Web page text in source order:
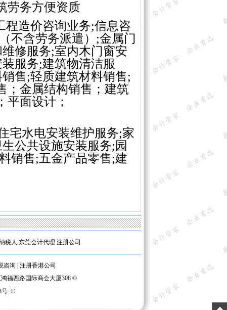
劳务方便资质
程造价咨询业务;信息咨
不含劳务派遣）;金属门
修服务;室内木门窗安
服务;建筑物清洁服
售;轻质建筑材料销售;
；金属结构销售；建筑
面设计；
宅水电安装维护服务;家
公共设施安装服务;园
销售;五金产品零售;建
税人 东莞会计代理 注册公司
咨询
注册香港公司
福西路国际商会大厦308 ©
号©